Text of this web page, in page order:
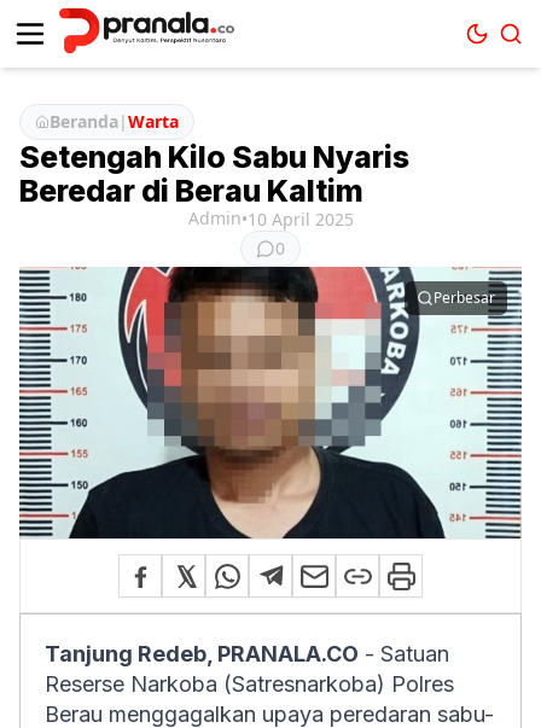
Beranda|Warta
Setengah Kilo Sabu Nyaris
Beredar di Berau Kaltim
Admin•10 April 2025
0
Perbesar
Tanjung Redeb, PRANALA.CO - Satuan
Reserse Narkoba (Satresnarkoba) Polres
Berau menggagalkan upaya peredaran sabu-